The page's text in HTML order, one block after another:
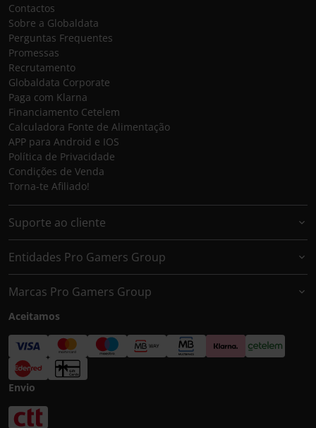
Contactos
Sobre a Globaldata
Perguntas Frequentes
Promessas
Recrutamento
Globaldata Corporate
Paga com Klarna
Financiamento Cetelem
Calculadora Fonte de Alimentação
APP para Android e IOS
Política de Privacidade
Condições de Venda
Torna-te Afiliado!
Suporte ao cliente
Entidades Pro Gamers Group
Marcas Pro Gamers Group
Aceitamos
Envio